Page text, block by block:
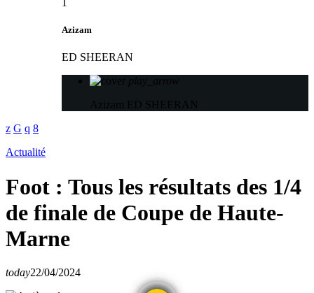
1
Azizam
ED SHEERAN
play_arrow
Azizam
ED SHEERAN
Actualité
Foot : Tous les résultats des 1/4
de finale de Coupe de Haute-
Marne
today22/04/2024